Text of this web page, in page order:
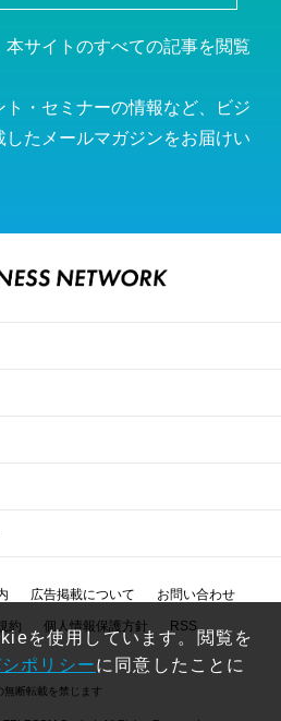
サイトのすべての記事を閲覧
ト・セミナーの情報など、ビジ
たメールマガジンをお届けい
広告掲載について お問い合わせ
約 個人情報保護方針 RSS
無断転載を禁じます
を使用しています。閲覧を
ポリシーに同意したことに